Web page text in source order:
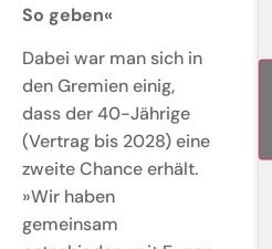
So geben«
Dabei war man sich in
den Gremien einig,
dass der 40-Jährige
(Vertrag bis 2028) eine
zweite Chance erhält.
»Wir haben
gemeinsam